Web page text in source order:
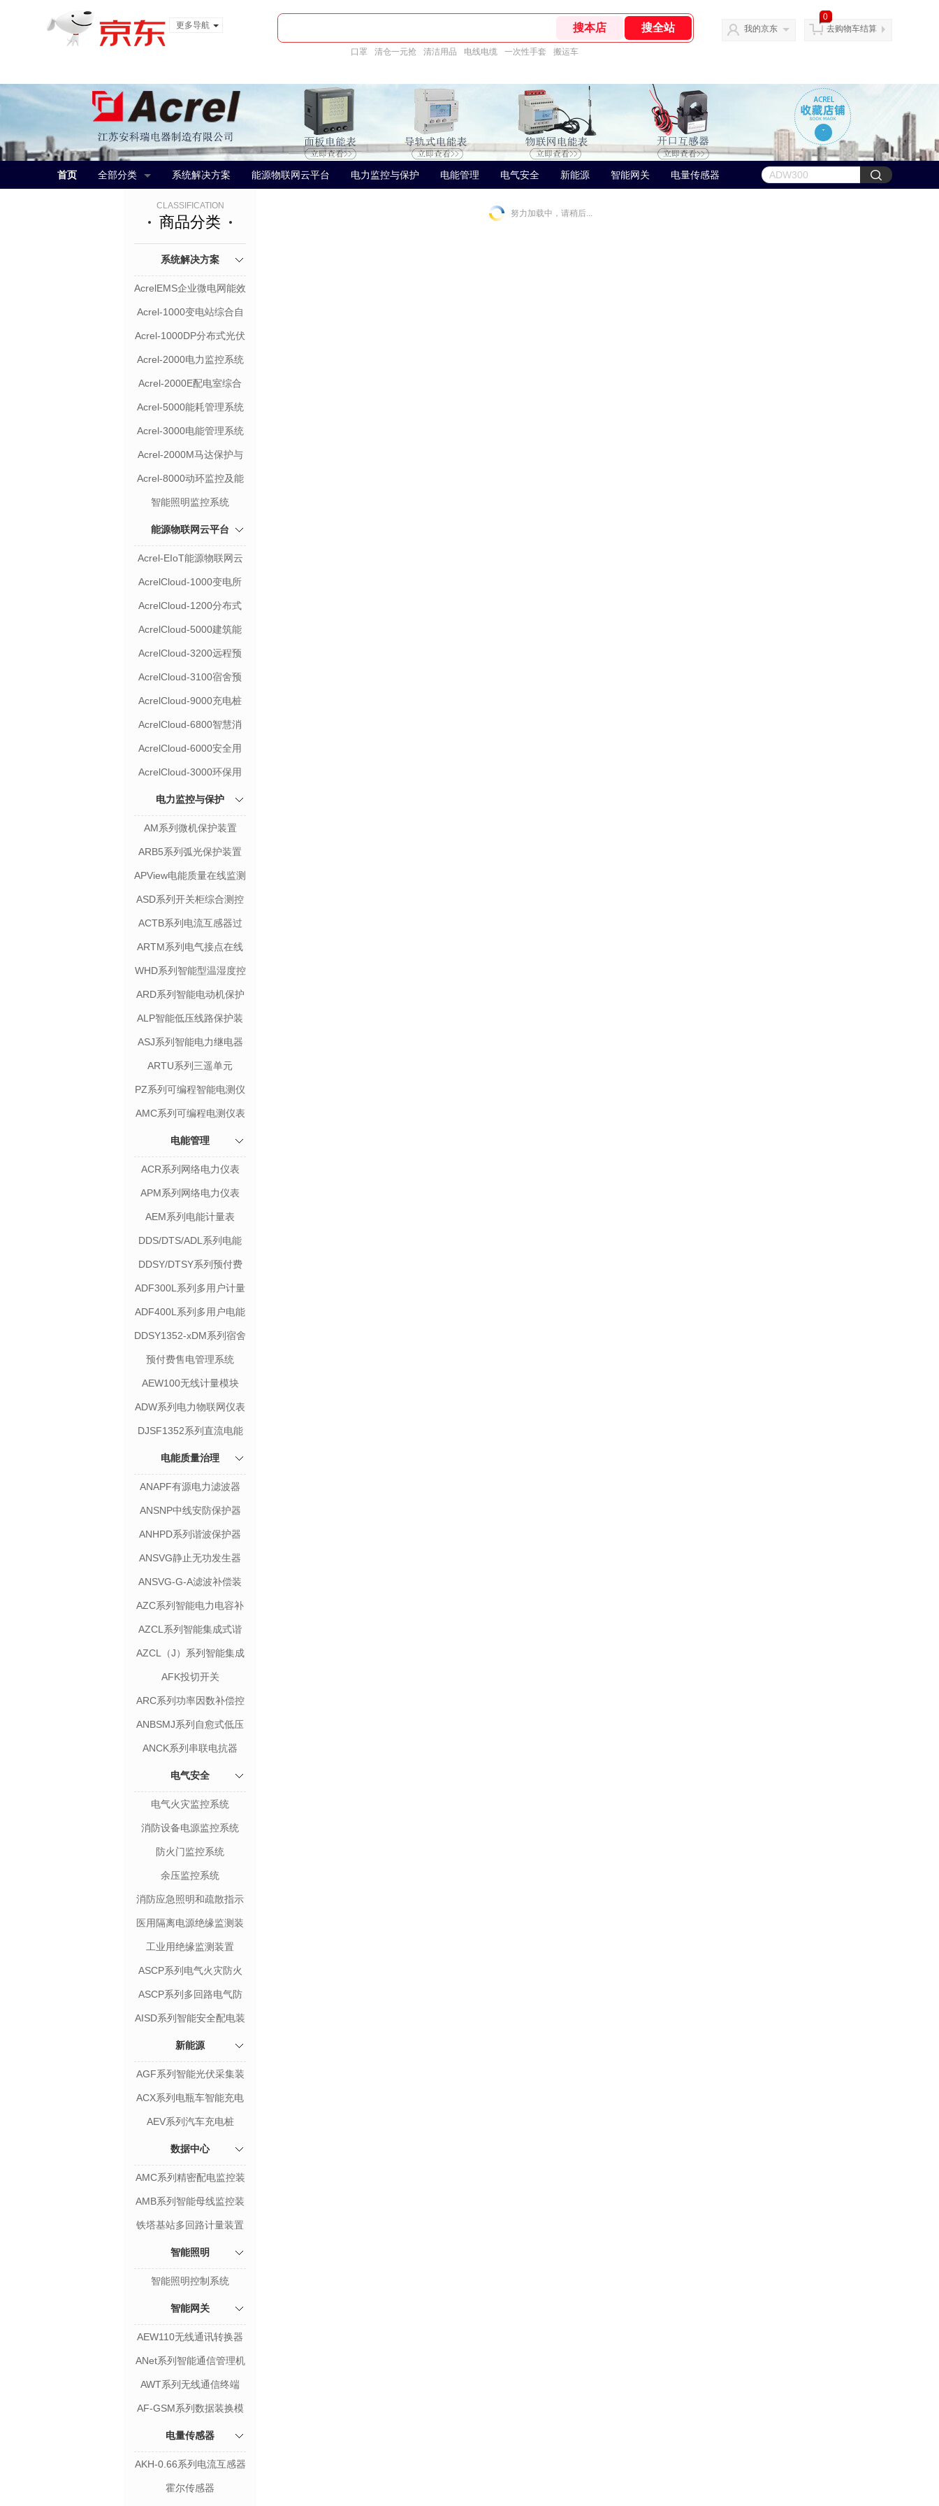
更多导航
口罩 清仓一元抢 清洁用品 电线电缆 一次性手套 搬运车
我的京东
0
去购物车结算
首页 全部分类 系统解决方案 能源物联网云平台 电力监控与保护 电能管理 电气安全 新能源 智能网关 电量传感器
CLASSIFICATION
商品分类
系统解决方案
AcrelEMS企业微电网能效
管理平台
Acrel-1000变电站综合自
Acrel-1000DP分布式光伏
监控系统
Acrel-2000电力监控系统
Acrel-2000E配电室综合
监控系统
Acrel-5000能耗管理系统
Acrel-3000电能管理系统
Acrel-2000M马达保护与
Acrel-8000动环监控及能
耗分析系统
智能照明监控系统
能源物联网云平台
Acrel-EIoT能源物联网云
AcrelCloud-1000变电所
AcrelCloud-1200分布式
光伏运维云平台
AcrelCloud-5000建筑能
AcrelCloud-3200远程预
付费管控云平台
AcrelCloud-3100宿舍预
付费管控云平台
AcrelCloud-9000充电桩
AcrelCloud-6800智慧消
AcrelCloud-6000安全用
AcrelCloud-3000环保用
电力监控与保护
AM系列微机保护装置
ARB5系列弧光保护装置
APView电能质量在线监测
装置
ASD系列开关柜综合测控
装置
ACTB系列电流互感器过
电压保护器
ARTM系列电气接点在线
测温装置
WHD系列智能型温湿度控
制器
ARD系列智能电动机保护
ALP智能低压线路保护装
置
ASJ系列智能电力继电器
ARTU系列三遥单元
PZ系列可编程智能电测仪
表
AMC系列可编程电测仪表
电能管理
ACR系列网络电力仪表
APM系列网络电力仪表
AEM系列电能计量表
DDS/DTS/ADL系列电能
计量表
DDSY/DTSY系列预付费
ADF300L系列多用户计量
ADF400L系列多用户电能
DDSY1352-xDM系列宿舍
用电管理终端
预付费售电管理系统
AEW100无线计量模块
ADW系列电力物联网仪表
DJSF1352系列直流电能
电能质量治理
ANAPF有源电力滤波器
ANSNP中线安防保护器
ANHPD系列谐波保护器
ANSVG静止无功发生器
ANSVG-G-A滤波补偿装
置
AZC系列智能电力电容补
偿装置
AZCL系列智能集成式谐
波抑制电力电容补偿装置
AZCL（J）系列智能集成
式谐波抑制电力电容补偿
AFK投切开关
ARC系列功率因数补偿控
制器
ANBSMJ系列自愈式低压
并联电容器
ANCK系列串联电抗器
电气安全
电气火灾监控系统
消防设备电源监控系统
防火门监控系统
余压监控系统
消防应急照明和疏散指示
医用隔离电源绝缘监测装
置
工业用绝缘监测装置
ASCP系列电气火灾防火
限流式保护器
ASCP系列多回路电气防
火限流式保护箱
AISD系列智能安全配电装
新能源
AGF系列智能光伏采集装
ACX系列电瓶车智能充电
AEV系列汽车充电桩
数据中心
AMC系列精密配电监控装
置
AMB系列智能母线监控装
铁塔基站多回路计量装置
智能照明
智能照明控制系统
智能网关
AEW110无线通讯转换器
ANet系列智能通信管理机
AWT系列无线通信终端
AF-GSM系列数据装换模
电量传感器
AKH-0.66系列电流互感器
霍尔传感器
努力加载中，请稍后...